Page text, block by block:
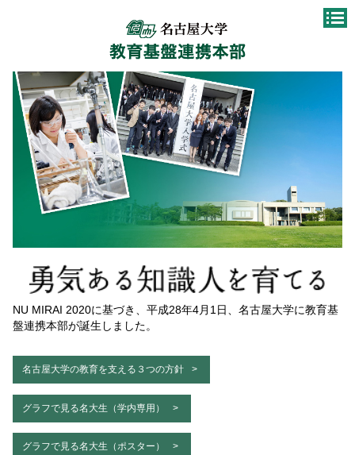
NU MIRAI 2020に基づき、平成28年4月1日、名古屋大学に教育基
盤連携本部が誕生しました。
名古屋大学の教育を支える３つの方針
グラフで見る名大生（学内専用）
グラフで見る名大生（ポスター）